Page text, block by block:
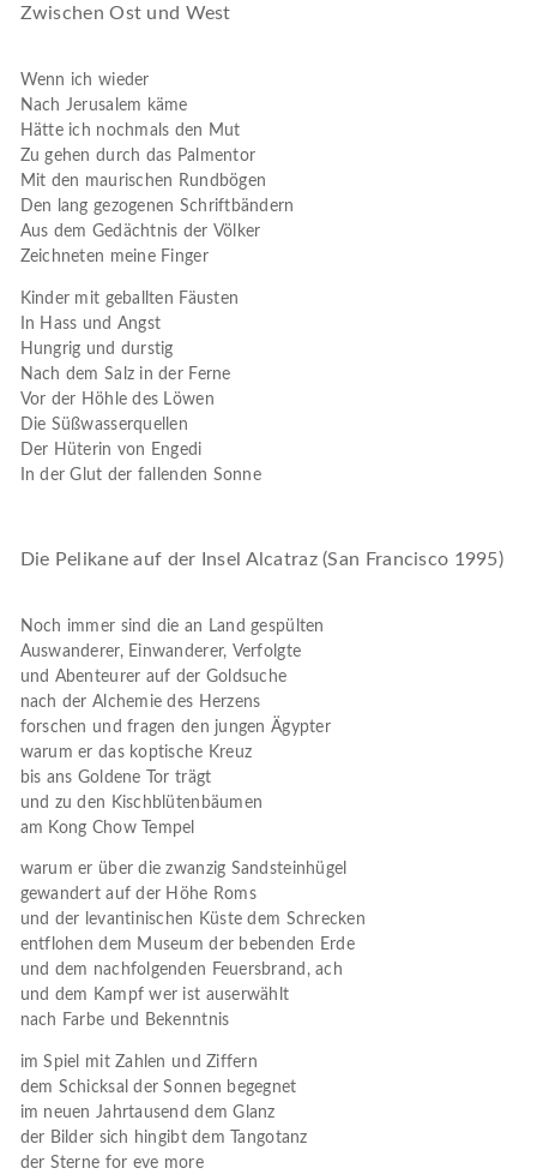
Zwischen Ost und West
Wenn ich wieder
Nach Jerusalem käme
Hätte ich nochmals den Mut
Zu gehen durch das Palmentor
Mit den maurischen Rundbögen
Den lang gezogenen Schriftbändern
Aus dem Gedächtnis der Völker
Zeichneten meine Finger
Kinder mit geballten Fäusten
In Hass und Angst
Hungrig und durstig
Nach dem Salz in der Ferne
Vor der Höhle des Löwen
Die Süßwasserquellen
Der Hüterin von Engedi
In der Glut der fallenden Sonne
Die Pelikane auf der Insel Alcatraz (San Francisco 1995)
Noch immer sind die an Land gespülten
Auswanderer, Einwanderer, Verfolgte
und Abenteurer auf der Goldsuche
nach der Alchemie des Herzens
forschen und fragen den jungen Ägypter
warum er das koptische Kreuz
bis ans Goldene Tor trägt
und zu den Kischblütenbäumen
am Kong Chow Tempel
warum er über die zwanzig Sandsteinhügel
gewandert auf der Höhe Roms
und der levantinischen Küste dem Schrecken
entflohen dem Museum der bebenden Erde
und dem nachfolgenden Feuersbrand, ach
und dem Kampf wer ist auserwählt
nach Farbe und Bekenntnis
im Spiel mit Zahlen und Ziffern
dem Schicksal der Sonnen begegnet
im neuen Jahrtausend dem Glanz
der Bilder sich hingibt dem Tangotanz
der Sterne for eve more